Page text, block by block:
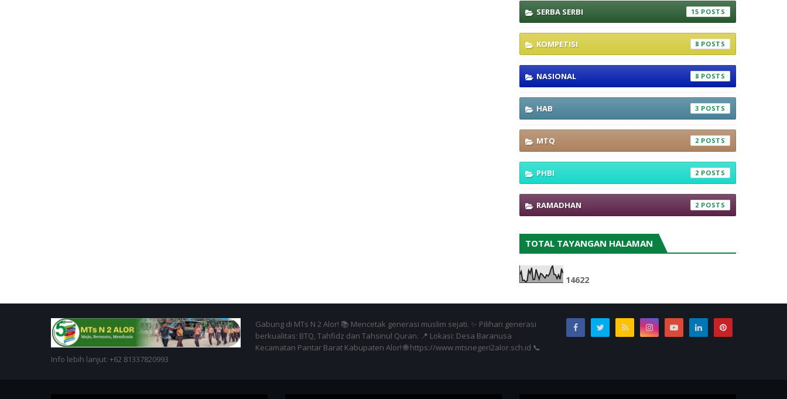
SERBA SERBI 15
KOMPETISI 8
NASIONAL 8
HAB 3
MTQ 2
PHBI 2
RAMADHAN 2
TOTAL TAYANGAN HALAMAN
14622
Gabung di MTs N 2 Alor! 📚 Mencetak generasi muslim sejati. ✨ Pilihan generasi
berkualitas: BTQ, Tahfidz dan Tahsinul Quran. 📍 Lokasi: Desa Baranusa
Kecamatan Pantar Barat Kabupaten Alor! 🌐 https://www.mtsnegeri2alor.sch.id 📞
Info lebih lanjut: +62 81337820993